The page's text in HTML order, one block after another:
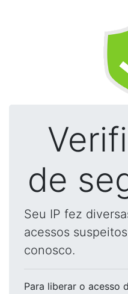
de
Seu IP fez
acessos
conosco.
Para liberar o acesso